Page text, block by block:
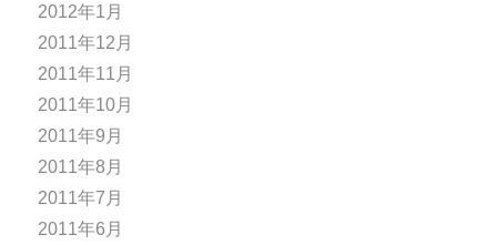
2012年1月
2011年12月
2011年11月
2011年10月
2011年9月
2011年8月
2011年7月
2011年6月